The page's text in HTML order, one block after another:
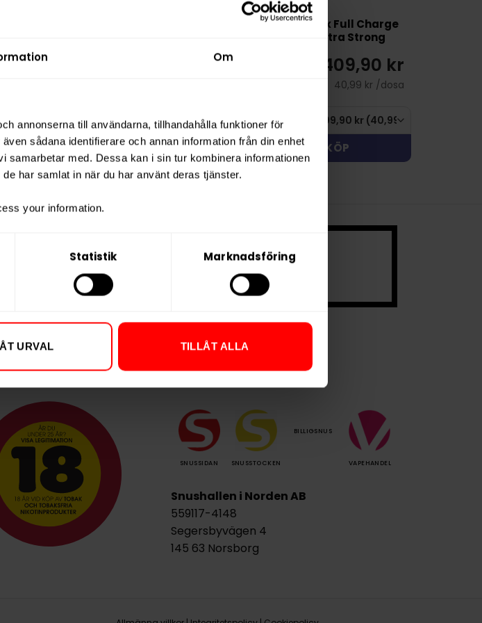
Om
annonserna till användarna, tillhandahålla funktioner för
sådana identifierare och annan information från din enhet
samarbetar med. Dessa kan i sin tur kombinera informationen
har samlat in när du har använt deras tjänster.
your information.
Statistik Marknadsföring
URVAL TILLÅT ALLA
249,90 kr
KÖP
449,90 kr
KÖP
White Fox Full Charge
Slim Extra Strong
409,90 kr
40,99 kr /dosa
KÖP
nikotin som är ett mycket
ämne.
Våra andra plattformar
SNUSSIDAN SNUSSTOCKEN
BILLIGSNUS
VAPEHANDEL
Snushallen i Norden AB
559117-4148
Segersbyvägen 4
145 63 Norsborg